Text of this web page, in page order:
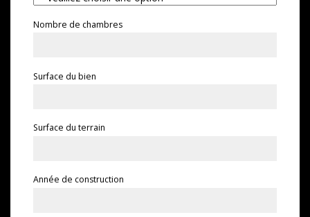
Nombre de chambres
Surface du bien
Surface du terrain
Année de construction